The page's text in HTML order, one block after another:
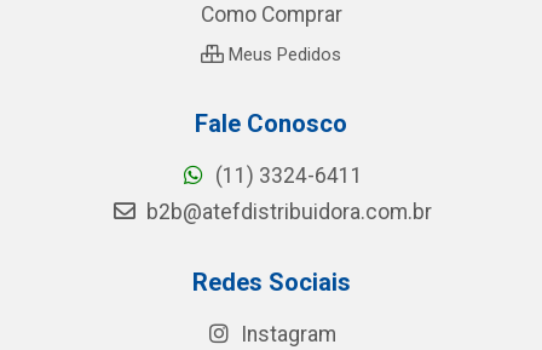
Como Comprar
Meus Pedidos
Fale Conosco
(11) 3324-6411
b2b@atefdistribuidora.com.br
Redes Sociais
Instagram